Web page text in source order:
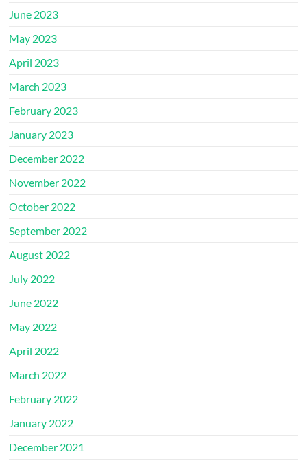
June 2023
May 2023
April 2023
March 2023
February 2023
January 2023
December 2022
November 2022
October 2022
September 2022
August 2022
July 2022
June 2022
May 2022
April 2022
March 2022
February 2022
January 2022
December 2021